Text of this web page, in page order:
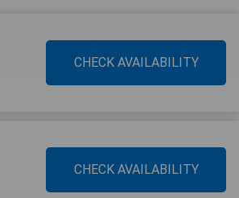
CHECK AVAILABILITY
CHECK AVAILABILITY